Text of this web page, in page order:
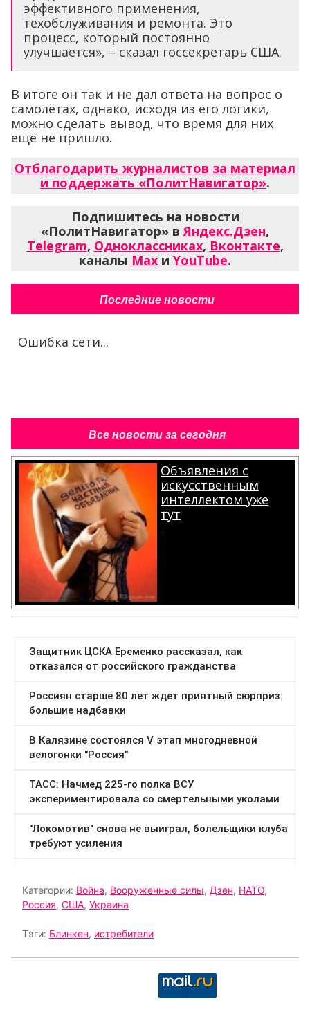
эффективного применения,
техобслуживания и ремонта. Это
процесс, который постоянно
улучшается», – сказал госсекретарь США.
В итоге он так и не дал ответа на вопрос о
самолётах, однако, исходя из его логики,
можно сделать вывод, что время для них
ещё не пришло.
Отблагодарить журналистов за материал
и поддержать «ПолитНавигатор».
Подпишитесь на новости
«ПолитНавигатор» вЯндекс.Дзен,
Telegram, Одноклассниках, Вконтакте,
каналы Max и YouTube.
Последние новости
Ошибка сети...
Все новости за сегодня
Объявления с
искусственным
интеллектом уже
тут
.
Категории: Война, Вооруженные силы, Дзен, НАТО,
Россия, США, Украина
Тэги: Блинкен, истребители